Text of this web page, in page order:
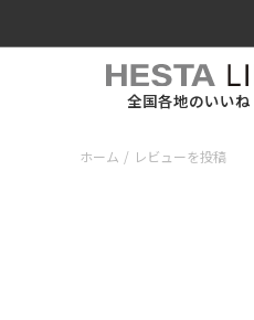
全国各地のいい
ホーム / レビューを投稿